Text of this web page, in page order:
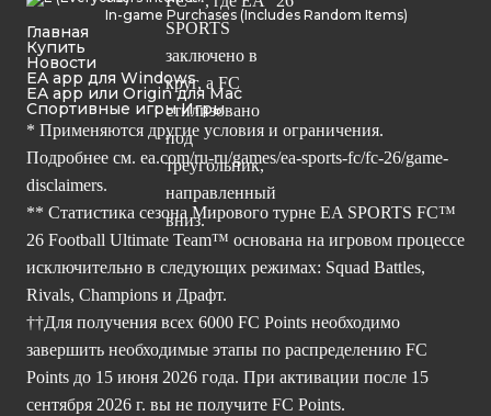
In-game Purchases (Includes Random Items)
Главная
Купить
Новости
EA app для Windows
EA app или Origin для Mac
Спортивные игры Игры
* Применяются другие условия и ограничения.
Подробнее см. ea.com/ru-ru/games/ea-sports-fc/fc-26/game-
disclaimers.
** Статистика сезона Мирового турне EA SPORTS FC™
26 Football Ultimate Team™ основана на игровом процессе
исключительно в следующих режимах: Squad Battles,
Rivals, Champions и Драфт.
††Для получения всех 6000 FC Points необходимо
завершить необходимые этапы по распределению FC
Points до 15 июня 2026 года. При активации после 15
сентября 2026 г. вы не получите FC Points.